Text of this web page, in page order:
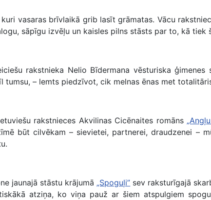
vasaras brīvlaikā grib lasīt grāmatas. Vācu
sāpīgu izvēļu un kaisles pilns stāsts par to, kā
rakstnieka Nelio Bīdermana vēsturiska ģimenes
tumsu, – lemts piedzīvot, cik melnas ēnas met
rakstnieces Akvilinas Cicēnaites romāns
būt cilvēkam – sievietei, partnerei, draudzenei –
jaunajā stāstu krājumā „Spoguļi” sev raksturīgajā
atziņa, ko viņa pauž ar šiem atspulgiem